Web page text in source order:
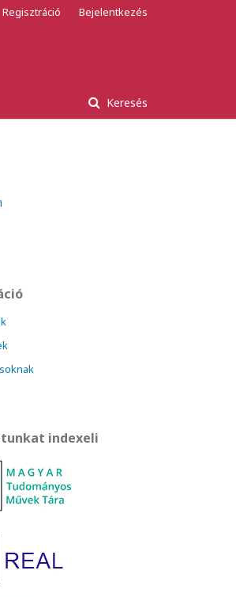
Keresés
Regisztráció Bejelentkezés
indexeli